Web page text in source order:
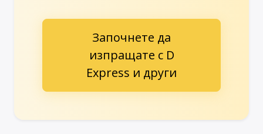
Започнете да
изпращате с D
Express и други